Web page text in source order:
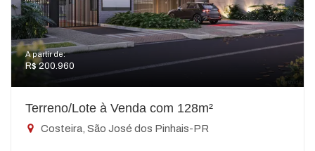
A partir de:
R$ 200.960
Terreno/Lote à Venda com 128m²
Costeira, São José dos Pinhais-PR